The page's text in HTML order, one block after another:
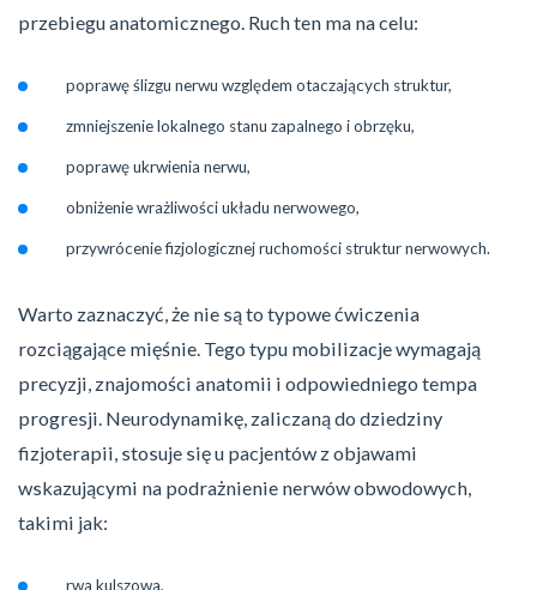
przebiegu anatomicznego. Ruch ten ma na celu:
poprawę ślizgu nerwu względem otaczających struktur,
zmniejszenie lokalnego stanu zapalnego i obrzęku,
poprawę ukrwienia nerwu,
obniżenie wrażliwości układu nerwowego,
przywrócenie fizjologicznej ruchomości struktur nerwowych.
Warto zaznaczyć, że nie są to typowe ćwiczenia
rozciągające mięśnie. Tego typu mobilizacje wymagają
precyzji, znajomości anatomii i odpowiedniego tempa
progresji. Neurodynamikę, zaliczaną do dziedziny
fizjoterapii, stosuje się u pacjentów z objawami
wskazującymi na podrażnienie nerwów obwodowych,
takimi jak:
rwa kulszowa,